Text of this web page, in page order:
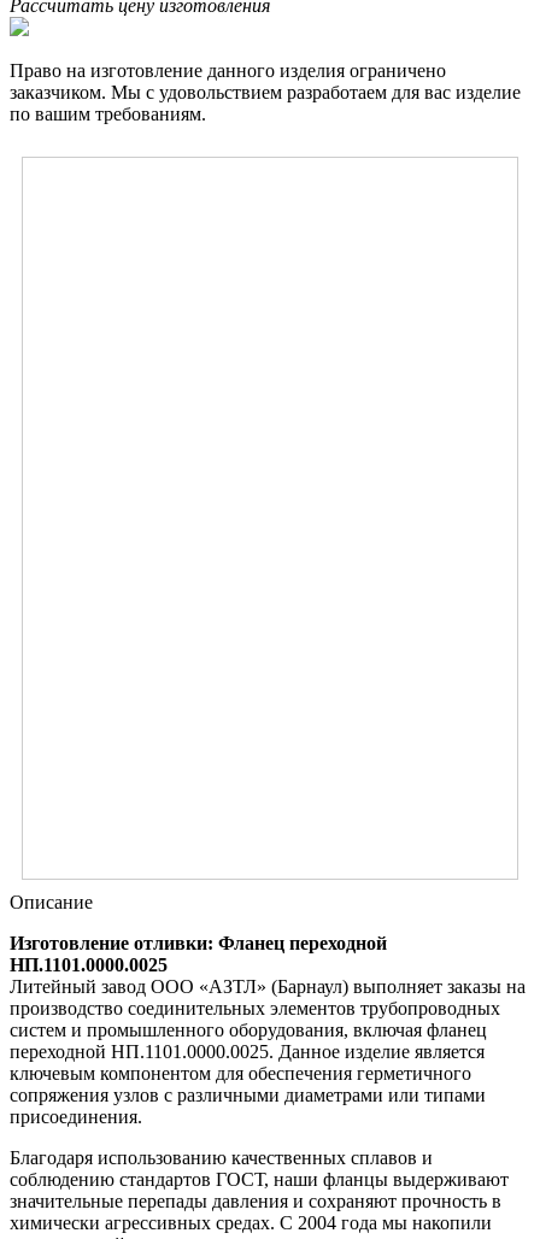
Рассчитать цену изготовления
Право на изготовление данного изделия ограничено
заказчиком. Мы с удовольствием разработаем для вас изделие
по вашим требованиям.
Описание
Изготовление отливки: Фланец переходной
НП.1101.0000.0025
Литейный завод ООО «АЗТЛ» (Барнаул) выполняет заказы на
производство соединительных элементов трубопроводных
систем и промышленного оборудования, включая фланец
переходной НП.1101.0000.0025. Данное изделие является
ключевым компонентом для обеспечения герметичного
сопряжения узлов с различными диаметрами или типами
присоединения.
Благодаря использованию качественных сплавов и
соблюдению стандартов ГОСТ, наши фланцы выдерживают
значительные перепады давления и сохраняют прочность в
химически агрессивных средах. С 2004 года мы накопили